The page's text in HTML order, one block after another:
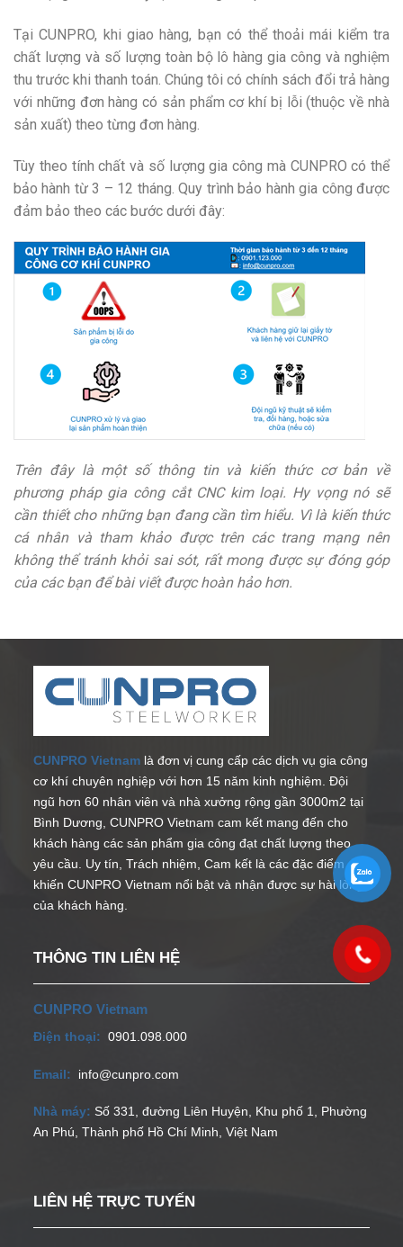
Tại CUNPRO, khi giao hàng, bạn có thể thoải mái kiểm tra
chất lượng và số lượng toàn bộ lô hàng gia công và nghiệm
thu trước khi thanh toán. Chúng tôi có chính sách đổi trả hàng
với những đơn hàng có sản phẩm cơ khí bị lỗi (thuộc về nhà
sản xuất) theo từng đơn hàng.
Tùy theo tính chất và số lượng gia công mà CUNPRO có thể
bảo hành từ 3 – 12 tháng. Quy trình bảo hành gia công được
đảm bảo theo các bước dưới đây:
Trên đây là một số thông tin và kiến thức cơ bản về
phương pháp gia công cắt CNCkim loại. Hy vọng nó sẽ
cần thiết cho những bạn đang cần tìm hiểu. Vì là kiến thức
cá nhân và tham khảo được trên các trang mạng nên
không thể tránh khỏi sai sót, rất mong được sự đóng góp
của các bạn để bài viết được hoàn hảo hơn.
CUNPRO Vietnam là đơn vị cung cấp các dịch vụ gia công
cơ khí chuyên nghiệp với hơn 15 năm kinh nghiệm. Đội
ngũ hơn 60 nhân viên và nhà xưởng rộng gần 3000m2 tại
Bình Dương, CUNPRO Vietnam cam kết mang đến cho
khách hàng các sản phẩm gia công đạt chất lượng theo
yêu cầu. Uy tín, Trách nhiệm, Cam kết là các đặc điểm
khiến CUNPRO Vietnam nổi bật và nhận được sự hài lòng
của khách hàng.
THÔNG TIN LIÊN HỆ
CUNPRO Vietnam
Điện thoại: 0901.098.000
Email: info@cunpro.com
Nhà máy: Số 331, đường Liên Huyện, Khu phố 1, Phường
An Phú, Thành phố Hồ Chí Minh, Việt Nam
LIÊN HỆ TRỰC TUYẾN